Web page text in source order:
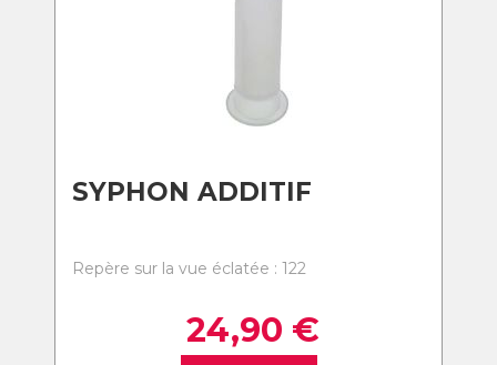
SYPHON ADDITIF
Repère sur la vue éclatée : 122
24,90 €